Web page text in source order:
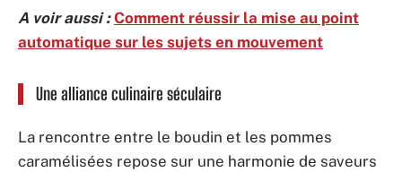
A voir aussi : Comment réussir la mise au point
automatique sur les sujets en mouvement
Une alliance culinaire séculaire
La rencontre entre le boudin et les pommes
caramélisées repose sur une harmonie de saveurs